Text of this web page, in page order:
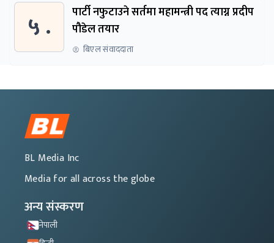
५ .
पार्टी नफुटाउने सर्तमा महामन्त्री पद त्याग्न प्रदीप
पौडेल तयार
बिएल संवाददाता
BL Media Inc
Media for all across the globe
अन्य संस्करण
नेपाली